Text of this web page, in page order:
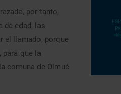
por tanto,
de edad, las
el llamado, porque
que la
comuna de Olmué